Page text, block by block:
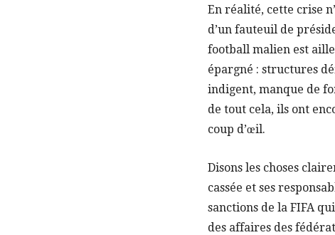
En réalité, cette crise
d’un fauteuil de
football malien est
épargné : structures
indigent, manque de
de tout cela, ils ont
coup d’œil.
Disons les choses
cassée et ses
sanctions de la FIFA
des affaires des